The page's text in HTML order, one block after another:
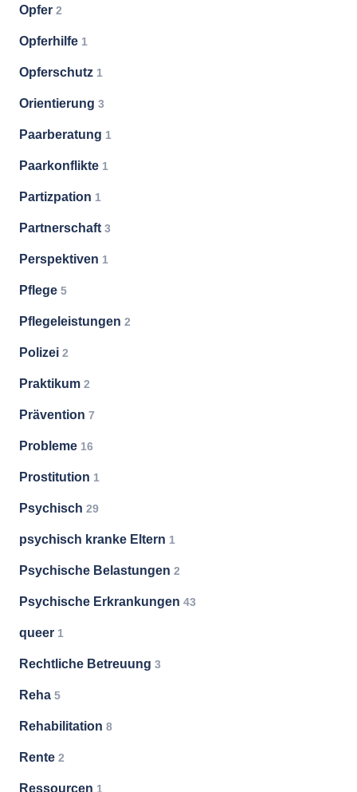
Opfer 2
Opferhilfe 1
Opferschutz 1
Orientierung 3
Paarberatung 1
Paarkonflikte 1
Partizpation 1
Partnerschaft 3
Perspektiven 1
Pflege 5
Pflegeleistungen 2
Polizei 2
Praktikum 2
Prävention 7
Probleme 16
Prostitution 1
Psychisch 29
psychisch kranke Eltern 1
Psychische Belastungen 2
Psychische Erkrankungen 43
queer 1
Rechtliche Betreuung 3
Reha 5
Rehabilitation 8
Rente 2
Ressourcen 1